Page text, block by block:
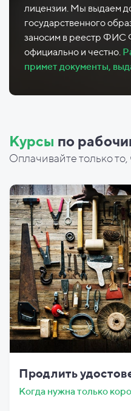
лицензии. Мы выдаем
государственного
заносим в реестр
официально и честно.
примет документы,
Курсы по
Оплачивайте только
Продлить
Когда нужна только